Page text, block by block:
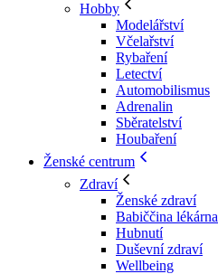
Hobby
Modelářství
Včelařství
Rybaření
Letectví
Automobilismus
Adrenalin
Sběratelství
Houbaření
Ženské centrum
Zdraví
Ženské zdraví
Babiččina lékárna
Hubnutí
Duševní zdraví
Wellbeing